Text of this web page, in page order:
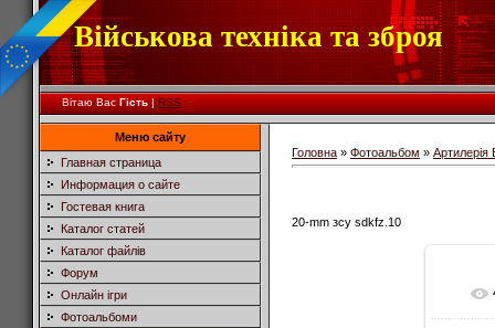
Військова техніка та зброя
Вітаю Вас Гість|RSS
Меню сайту
Главная страница
Информация о сайте
Гостевая книга
Каталог статей
Каталог файлів
Форум
Онлайн ігри
Фотоальбоми
Головна » Фотоальбом » Артилерія
20-mm зсу sdkfz.10